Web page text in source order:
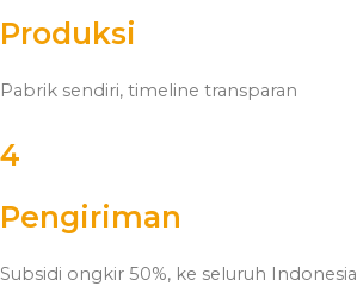
Produksi
Pabrik sendiri, timeline transparan
4
Pengiriman
Subsidi ongkir 50%, ke seluruh Indonesia